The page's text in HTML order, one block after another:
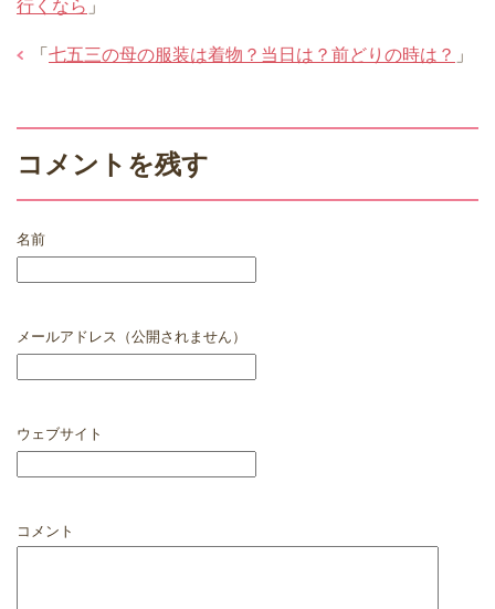
行くなら 」
「 七五三の母の服装は着物？当日は？前どりの時は？ 」
コメントを残す
名前
メールアドレス（公開されません）
ウェブサイト
コメント